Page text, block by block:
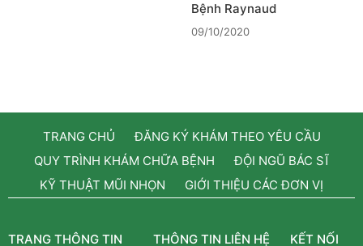
Bệnh Raynaud
09/10/2020
TRANG CHỦ
ĐĂNG KÝ KHÁM THEO YÊU CẦU
QUY TRÌNH KHÁM CHỮA BỆNH
ĐỘI NGŨ BÁC SĨ
KỸ THUẬT MŨI NHỌN
GIỚI THIỆU CÁC ĐƠN VỊ
TRANG THÔNG TIN THÔNG TIN LIÊN HỆ KẾT NỐI